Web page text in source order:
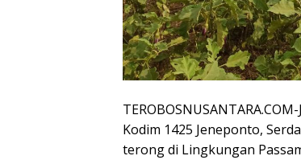
Kodim 1425 Jeneponto,
terong di Lingkungan